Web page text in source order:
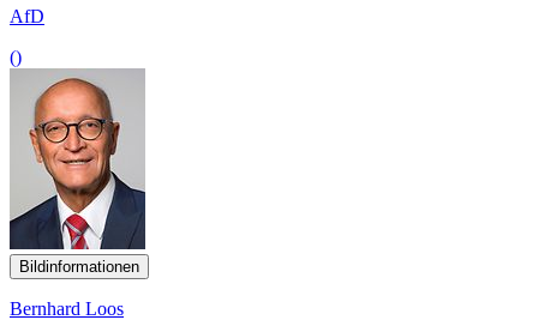
AfD
()
Bildinformationen
Bernhard Loos